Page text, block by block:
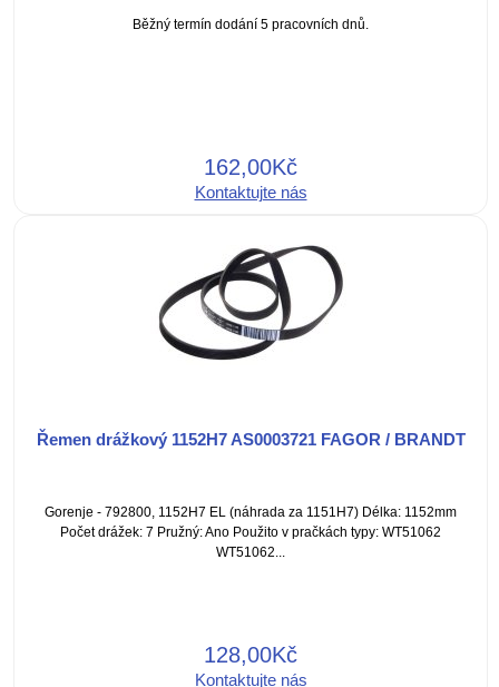
Běžný termín dodání 5 pracovních dnů.
162,00Kč
Kontaktujte nás
Řemen drážkový 1152H7 AS0003721 FAGOR / BRANDT
Gorenje - 792800, 1152H7 EL (náhrada za 1151H7) Délka: 1152mm
Počet drážek: 7 Pružný: Ano Použito v pračkách typy: WT51062
WT51062...
128,00Kč
Kontaktujte nás